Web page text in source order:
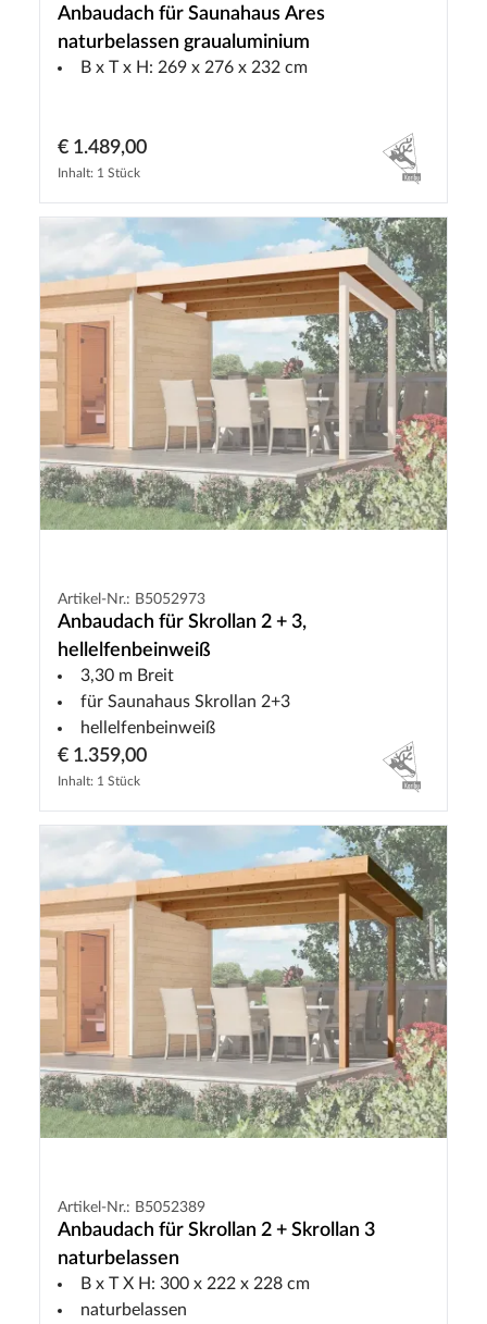
Anbaudach für Saunahaus Ares
naturbelassen graualuminium
B x T x H: 269 x 276 x 232 cm
€ 1.489,00
Inhalt: 1 Stück
Artikel-Nr.: B5052973
Anbaudach für Skrollan 2 + 3,
hellelfenbeinweiß
3,30 m Breit
für Saunahaus Skrollan 2+3
hellelfenbeinweiß
€ 1.359,00
Inhalt: 1 Stück
Artikel-Nr.: B5052389
Anbaudach für Skrollan 2 + Skrollan 3
naturbelassen
B x T X H: 300 x 222 x 228 cm
naturbelassen